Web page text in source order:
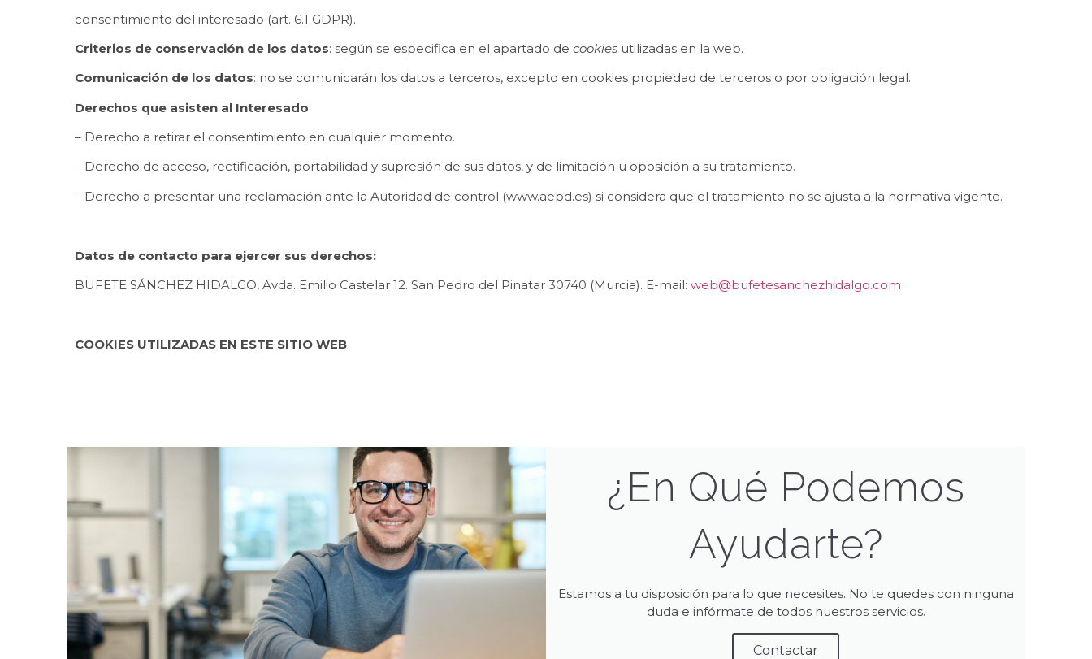
consentimiento del interesado (art. 6.1 GDPR).
Criterios de conservación de los datos: según se especifica en el apartado de cookies utilizadas en la web.
Comunicación de los datos: no se comunicarán los datos a terceros, excepto en cookies propiedad de terceros o por obligación legal.
Derechos que asisten al Interesado:
– Derecho a retirar el consentimiento en cualquier momento.
– Derecho de acceso, rectificación, portabilidad y supresión de sus datos, y de limitación u oposición a su tratamiento.
– Derecho a presentar una reclamación ante la Autoridad de control (www.aepd.es) si considera que el tratamiento no se ajusta a la normativa vigente.
Datos de contacto para ejercer sus derechos:
BUFETE SÁNCHEZ HIDALGO, Avda. Emilio Castelar 12. San Pedro del Pinatar 30740 (Murcia). E-mail: web@bufetesanchezhidalgo.com
COOKIES UTILIZADAS EN ESTE SITIO WEB
¿En Qué Podemos
Ayudarte?
Estamos a tu disposición para lo que necesites. No te quedes con ninguna
duda e infórmate de todos nuestros servicios.
Contactar